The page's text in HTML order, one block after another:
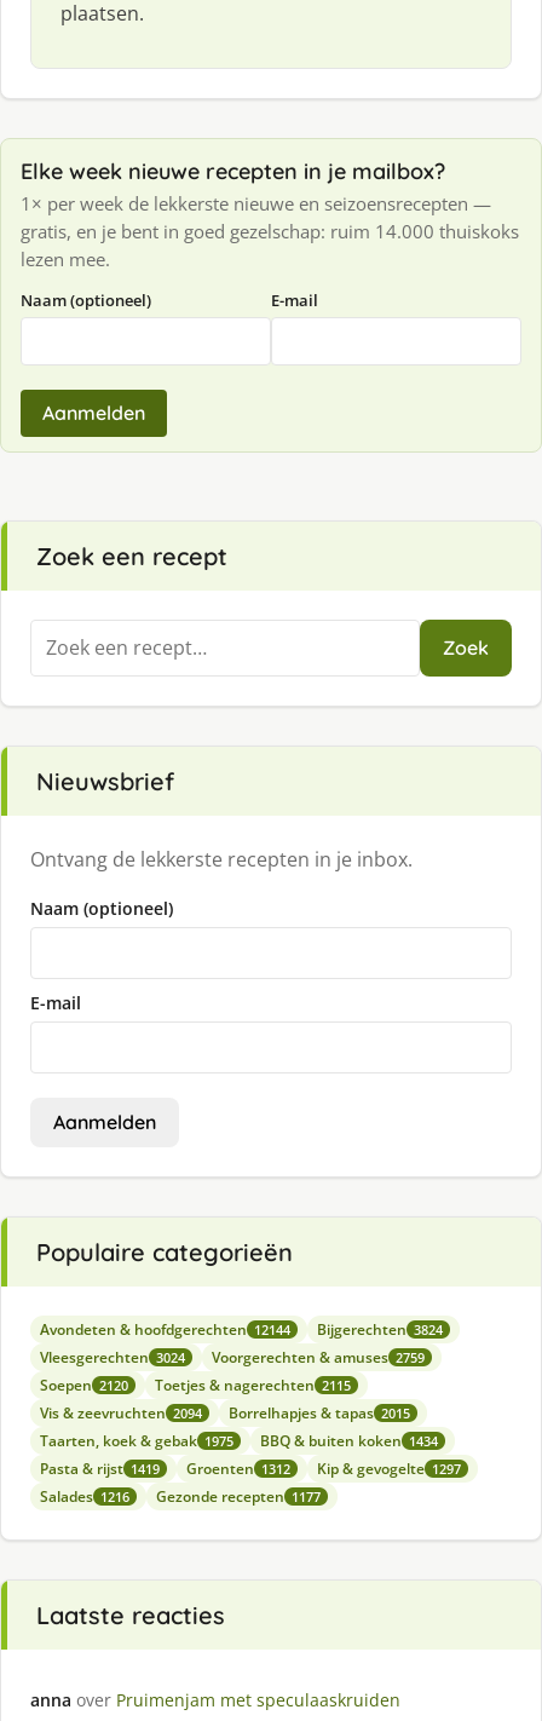
plaatsen.
Elke week nieuwe recepten in je mailbox?
1× per week de lekkerste nieuwe en seizoensrecepten —
gratis, en je bent in goed gezelschap: ruim 14.000 thuiskoks
lezen mee.
Naam (optioneel) E-mail
Aanmelden
Zoek een recept
Zoeken
naar:
Zoek
Nieuwsbrief
Ontvang de lekkerste recepten in je inbox.
Naam (optioneel)
E-mail
Aanmelden
Populaire categorieën
Avondeten & hoofdgerechten 12144 Bijgerechten 3824
Vleesgerechten 3024 Voorgerechten & amuses 2759
Soepen 2120 Toetjes & nagerechten 2115
Vis & zeevruchten 2094 Borrelhapjes & tapas 2015
Taarten, koek & gebak 1975 BBQ & buiten koken 1434
Pasta & rijst 1419 Groenten 1312 Kip & gevogelte 1297
Salades 1216 Gezonde recepten 1177
Laatste reacties
anna over Pruimenjam met speculaaskruiden